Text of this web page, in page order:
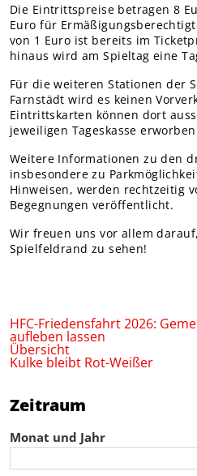
Zeitraum
Monat und Jahr
Die Eintrittspreise betragen 8
Euro für
von 1 Euro ist bereits im
hinaus wird am Spieltag eine
Für die weiteren Stationen der
Farnstädt wird es keinen
Eintrittskarten können dort
jeweiligen Tageskasse
Weitere Informationen zu den
insbesondere zu
Hinweisen, werden rechtzeitig
Begegnungen veröffentlicht.
Wir freuen uns vor allem
Spielfeldrand zu sehen!
HFC-Friedensfahrt 2026:
aufleben lassen
Übersicht
Kulke bleibt Rot-Weißer